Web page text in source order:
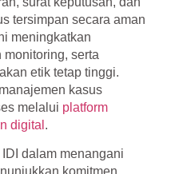
tersimpan secara aman
meningkatkan
serta
etik tetap tinggi.
kasus
melalui platform
digital .
dalam menangani